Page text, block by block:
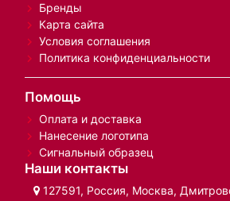
Бренды
Карта сайта
Условия соглашения
Политика конфиденциальности
Помощь
Оплата и доставка
Нанесение логотипа
Сигнальный образец
Наши контакты
127591, Россия, Москва,